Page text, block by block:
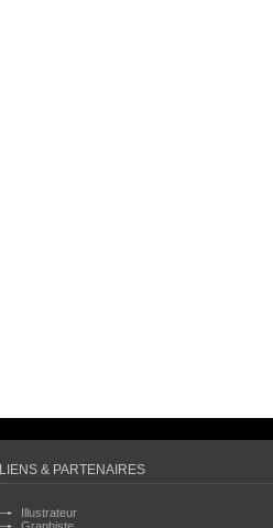
LIENS & PARTENAIRES
Illustrateur